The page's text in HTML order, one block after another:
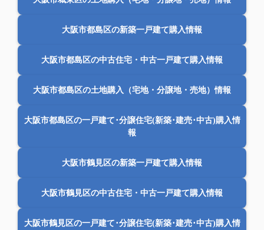
大阪市都島区の新築一戸建て購入情報
大阪市都島区の中古住宅・中古一戸建て購入情報
大阪市都島区の土地購入（宅地・分譲地・売地）情報
大阪市都島区の一戸建て･分譲住宅(新築･建売･中古)購入情
報
大阪市鶴見区の新築一戸建て購入情報
大阪市鶴見区の中古住宅・中古一戸建て購入情報
大阪市鶴見区の一戸建て･分譲住宅(新築･建売･中古)購入情